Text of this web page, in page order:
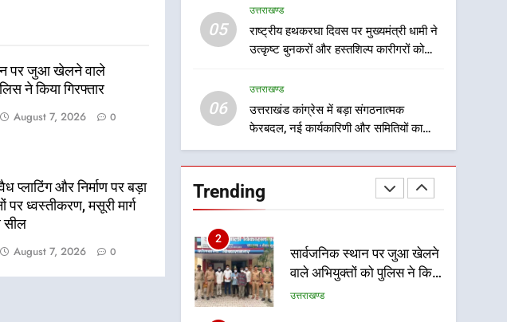
पर जुआ खेलने वाले
ने किया गिरफ्तार
August 7, 2026 0
प्लाटिंग और निर्माण पर बड़ा
पर ध्वस्तीकरण, मसूरी मार्ग
सील
August 7, 2026 0
05
उत्तराखण्ड
राष्ट्रीय हथकरघा दिवस पर मुख्यमंत्री धामी ने
उत्कृष्ट बुनकरों और हस्तशिल्प कारीगरों को
06
उत्तराखण्ड
उत्तराखंड कांग्रेस में बड़ा संगठनात्मक
फेरबदल, नई कार्यकारिणी और समितियों का
गठन
Trending
हजारों पदों पर की जाएगी भर्ती
बाईपास परियोजना का डीएम ने
किया निरीक्षण; समयबद्ध एवं
गुणवत्तापूर्ण निर्माण सुनिश्चित
करने के निर्देश, सुरक्षा मानकों से
कोई समझौता नहींः डीएम
उत्तराखण्ड
1
खेल महाकुंभ 2026ः 01 सितंबर
से सजेगा मुख्यमंत्री चौम्पियनशिप
ट्रॉफी का मंच, न्याय पंचायत से
2
सार्वजनिक स्थान पर जुआ खेलने
वाले अभियुक्तों को पुलिस ने किया
गिरफ्तार
उत्तराखण्ड